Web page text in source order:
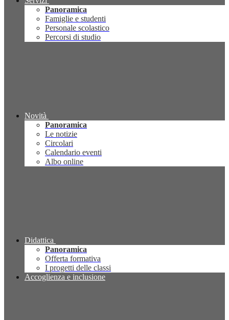
Panoramica
Famiglie e studenti
Personale scolastico
Percorsi di studio
Novità
Panoramica
Le notizie
Circolari
Calendario eventi
Albo online
Didattica
Panoramica
Offerta formativa
I progetti delle classi
Accoglienza e inclusione